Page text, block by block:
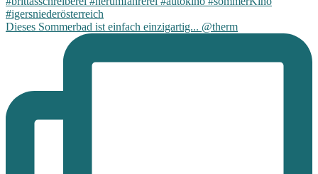
Dieses Sommerbad ist einfach einzigartig... @therm